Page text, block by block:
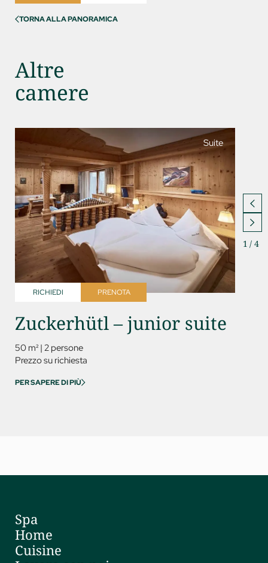
TORNA ALLA PANORAMICA
Altre
camere
1 / 4
Suite
PRENOTA
RICHIEDI
Zuckerhütl – junior suite
50 m² | 2 persone
Prezzo su richiesta
PER SAPERE DI PIÙ
Spa
Home
Cuisine